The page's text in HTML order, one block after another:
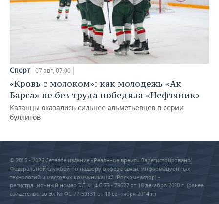
Спорт 07 авг, 07:00
«Кровь с молоком»: как молодежь «Ак
Барса» не без труда победила «Нефтяник»
Казанцы оказались сильнее альметьевцев в серии
буллитов
© 2015 - 2026 Сетевое издание «Реальное время» Зарегистрировано
Федеральной службой по надзору в сфере связи, информационных
технологий и массовых коммуникаций (Роскомнадзор) –
регистрационный номер ЭЛ № ФС 77 - 79627 от 18 декабря 2020 г. (ранее
свидетельство Эл № ФС 77-59331 от 18 сентября 2014 г.)